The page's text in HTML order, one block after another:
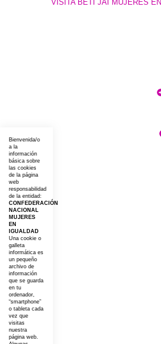
VISITA BETI JAI MUJERES
Opiniones
Bienvenida/o
a la
información
básica sobre
las cookies
de la página
web
responsabilidad
de la entidad:
CONFEDERACIÓN
NACIONAL
MUJERES
EN
IGUALDAD
Una cookie o
galleta
informática es
un pequeño
archivo de
información
que se guarda
en tu
ordenador,
“smartphone”
o tableta cada
vez que
visitas
nuestra
página web.